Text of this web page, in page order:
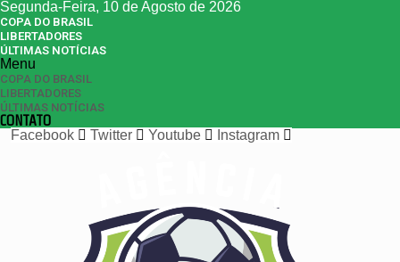
Segunda-Feira, 10 de Agosto de 2026
COPA DO BRASIL
LIBERTADORES
ÚLTIMAS NOTÍCIAS
Menu
COPA DO BRASIL
LIBERTADORES
ÚLTIMAS NOTÍCIAS
CONTATO
Facebook
Twitter Youtube Instagram